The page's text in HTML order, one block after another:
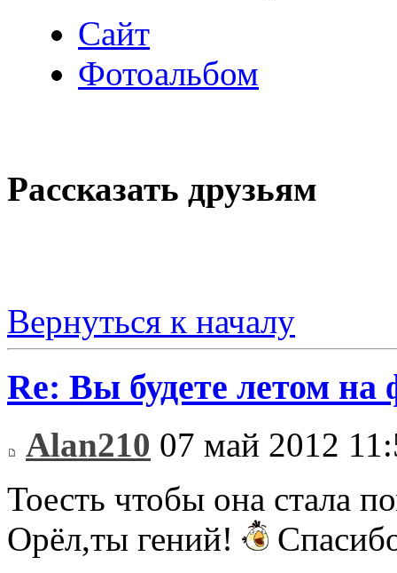
Сайт
Фотоальбом
Рассказать друзьям
Вернуться к началу
Re: Вы будете летом на
Alan210 07 май 2012
Тоесть чтобы она стала
Орёл,ты гений!